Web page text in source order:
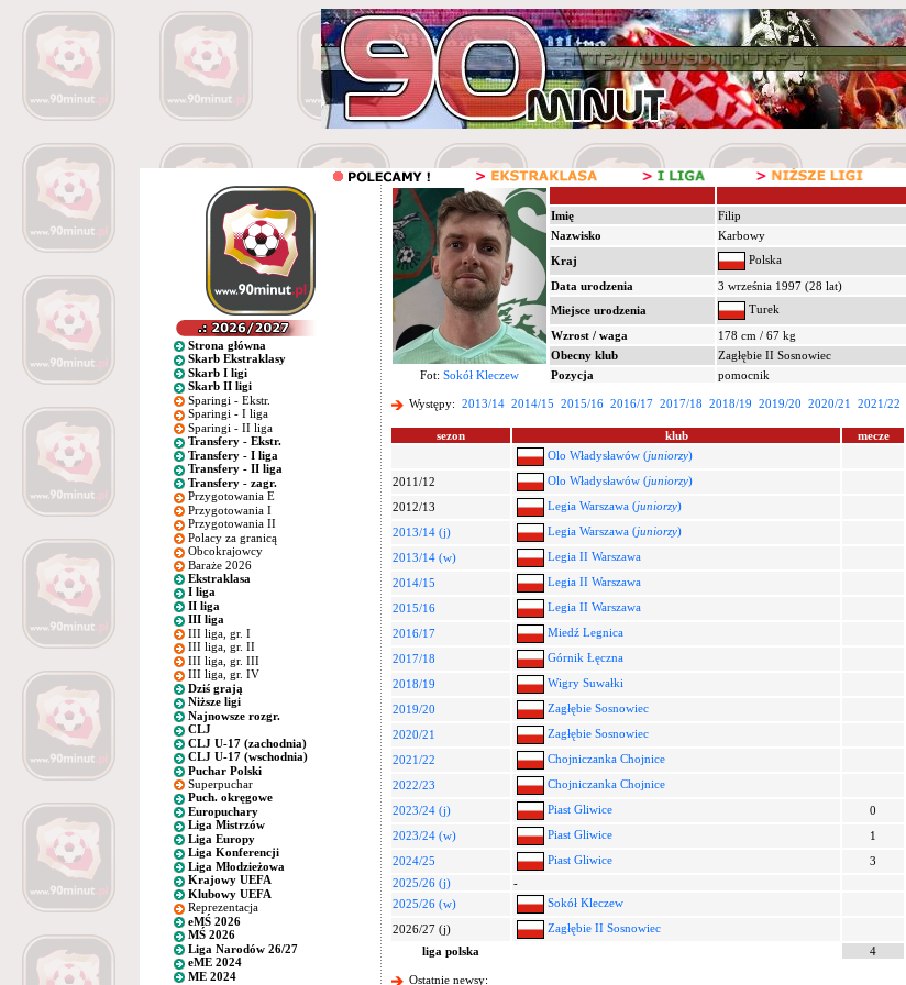
Strona główna
Skarb Ekstraklasy
Skarb I ligi
Skarb II ligi
Sparingi - Ekstr.
Sparingi - I liga
Sparingi - II liga
Transfery - Ekstr.
Transfery - I liga
Transfery - II liga
Transfery - zagr.
Przygotowania E
Przygotowania I
Przygotowania II
Polacy za granicą
Obcokrajowcy
Baraże 2026
Ekstraklasa
I liga
II liga
III liga
III liga, gr. I
III liga, gr. II
III liga, gr. III
III liga, gr. IV
Dziś grają
Niższe ligi
Najnowsze rozgr.
CLJ
CLJ U-17 (zachodnia)
CLJ U-17 (wschodnia)
Puchar Polski
Superpuchar
Puch. okręgowe
Europuchary
Liga Mistrzów
Liga Europy
Liga Konferencji
Liga Młodzieżowa
Krajowy UEFA
Klubowy UEFA
Reprezentacja
eMŚ 2026
MŚ 2026
Liga Narodów 26/27
eME 2024
ME 2024
Imię
Filip
Nazwisko
Karbowy
Kraj
Polska
Data urodzenia
3 września 1997 (28 lat)
Miejsce urodzenia
Turek
Wzrost / waga
178 cm / 67 kg
Obecny klub
Zagłębie II Sosnowiec
Fot: Sokół Kleczew Pozycja pomocnik
Występy: 2013/14 2014/15 2015/16 2016/17 2017/18 2018/19 2019/20 2020/21 2021/22
sezon klub mecze
Olo Władysławów (juniorzy)
2011/12
Olo Władysławów (juniorzy)
2012/13
Legia Warszawa (juniorzy)
2013/14 (j)
Legia Warszawa (juniorzy)
2013/14 (w)
Legia II Warszawa
2014/15
Legia II Warszawa
2015/16
Legia II Warszawa
2016/17
Miedź Legnica
2017/18
Górnik Łęczna
2018/19
Wigry Suwałki
2019/20
Zagłębie Sosnowiec
2020/21
Zagłębie Sosnowiec
2021/22
Chojniczanka Chojnice
2022/23
Chojniczanka Chojnice
2023/24 (j)
Piast Gliwice 0
2023/24 (w)
Piast Gliwice 1
2024/25
Piast Gliwice 3
2025/26 (j)
-
2025/26 (w)
Sokół Kleczew
2026/27 (j)
Zagłębie II Sosnowiec
liga polska
4
Ostatnie newsy: